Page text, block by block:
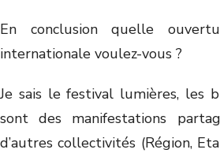
En conclusion quelle
internationale voulez-vous ?
Je sais le festival lumières, les
sont des manifestations
d’autres collectivités (Région,